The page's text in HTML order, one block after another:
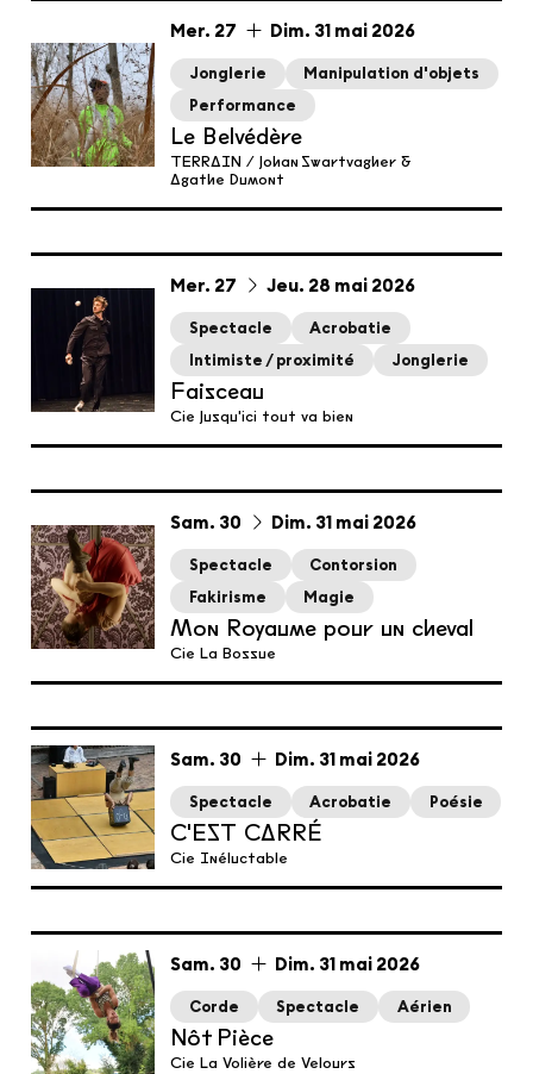
du
mercredi
Mer. 27 au
dimanche
Dim. 31 mai
mai 2026
Jonglerie
Manipulation d'objets
Performance
Le Belvédère
TERRAIN / Johan Swartvagher &
Agathe Dumont
du
mercredi
Mer. 27 au
jeudi
Jeu. 28 mai
mai 2026
Spectacle
Acrobatie
Intimiste / proximité
Jonglerie
Faisceau
Cie Jusqu'ici tout va bien
du
samedi
Sam. 30 au
dimanche
Dim. 31 mai
mai 2026
Spectacle
Contorsion
Fakirisme
Magie
Mon Royaume pour un cheval
Cie La Bossue
du
samedi
Sam. 30 au
dimanche
Dim. 31 mai
mai 2026
Spectacle Acrobatie Poésie
C'EST CARRÉ
Cie Inéluctable
du
samedi
Sam. 30 au
dimanche
Dim. 31 mai
mai 2026
Corde Spectacle Aérien
Nôt Pièce
Cie La Volière de Velours